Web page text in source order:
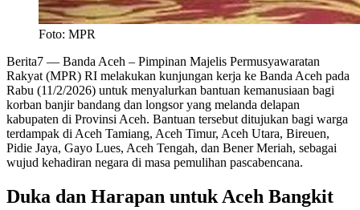
Foto: MPR
Berita7 — Banda Aceh – Pimpinan Majelis Permusyawaratan
Rakyat (MPR) RI melakukan kunjungan kerja ke Banda Aceh pada
Rabu (11/2/2026) untuk menyalurkan bantuan kemanusiaan bagi
korban banjir bandang dan longsor yang melanda delapan
kabupaten di Provinsi Aceh. Bantuan tersebut ditujukan bagi warga
terdampak di Aceh Tamiang, Aceh Timur, Aceh Utara, Bireuen,
Pidie Jaya, Gayo Lues, Aceh Tengah, dan Bener Meriah, sebagai
wujud kehadiran negara di masa pemulihan pascabencana.
Duka dan Harapan untuk Aceh Bangkit